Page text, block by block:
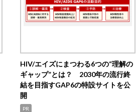
HIV/エイズにまつわる6つの“理解の
ギャップ”とは？ 2030年の流行終
結を目指すGAP6の特設サイトを公
開
PR